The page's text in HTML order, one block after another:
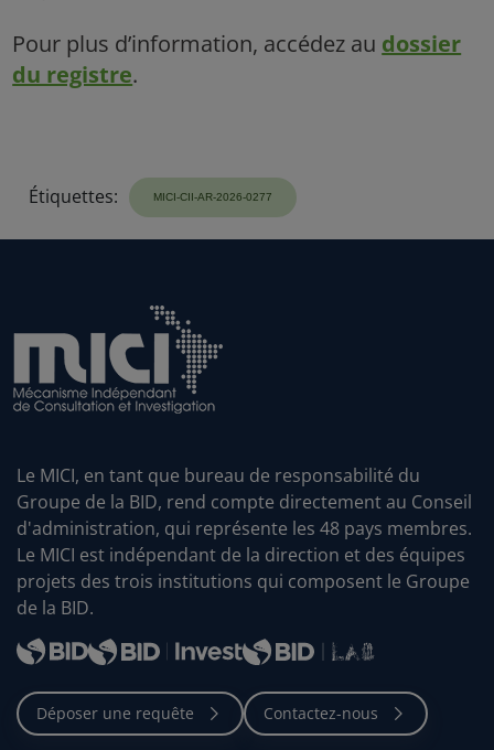
Étiquettes:
Le MICI, en tant que bureau de responsabilité du
Groupe de la BID, rend compte directement au Conseil
d'administration, qui représente les 48 pays membres.
Le MICI est indépendant de la direction et des équipes
projets des trois institutions qui composent le Groupe
de la BID.